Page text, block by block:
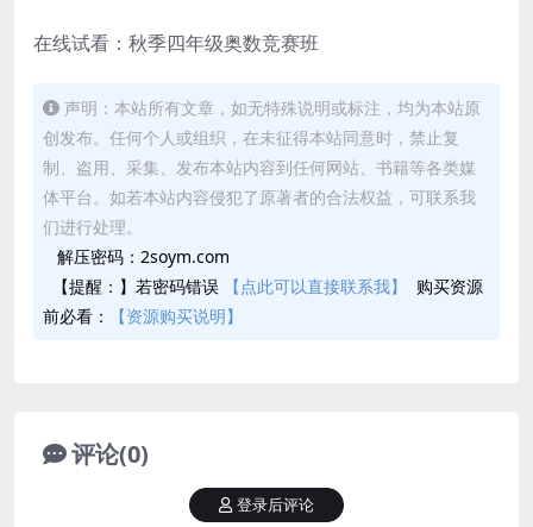
在线试看：秋季四年级奥数竞赛班
声明：本站所有文章，如无特殊说明或标注，均为本站原
创发布。任何个人或组织，在未征得本站同意时，禁止复
制、盗用、采集、发布本站内容到任何网站、书籍等各类媒
体平台。如若本站内容侵犯了原著者的合法权益，可联系我
们进行处理。
解压密码：2soym.com
【提醒：】若密码错误
【点此可以直接联系我】
购买资源
前必看：
【资源购买说明】
评论(0)
登录后评论